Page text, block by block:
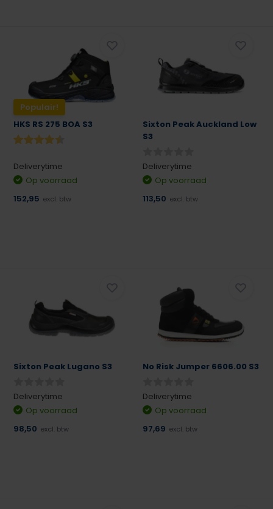
Populair!
HKS RS 275 BOA S3
Deliverytime
Op voorraad
152,95 excl. btw
Sixton Peak Auckland Low
S3
Deliverytime
Op voorraad
113,50 excl. btw
Sixton Peak Lugano S3
Deliverytime
Op voorraad
98,50 excl. btw
No Risk Jumper 6606.00 S3
Deliverytime
Op voorraad
97,69 excl. btw